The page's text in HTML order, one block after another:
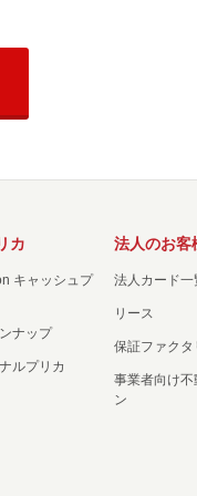
カ
キャッシュプ
ナップ
ルプリカ
法人のお客
法人カード一
リース
保証ファクタ
事業者向け
ン